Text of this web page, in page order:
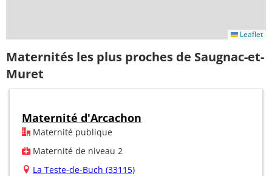
Leaflet
Maternités les plus proches de Saugnac-et-
Muret
Maternité d'Arcachon
Maternité publique
Maternité de niveau 2
La Teste-de-Buch (33115)